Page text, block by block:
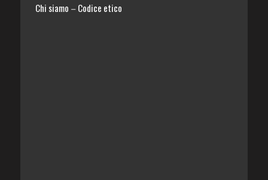
Chi siamo – Codice etico